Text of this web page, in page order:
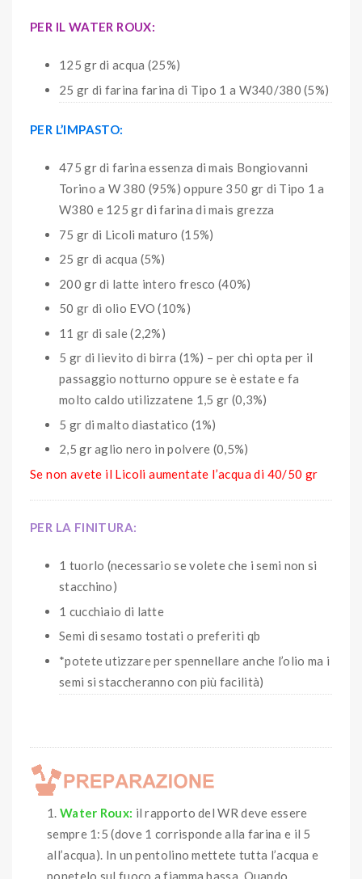
PER IL WATER ROUX:
125 gr di acqua (25%)
25 gr di farina farina di Tipo 1 a W340/380 (5%)
PER L’IMPASTO:
475 gr di farina essenza di mais Bongiovanni
Torino a W 380 (95%) oppure 350 gr di Tipo 1 a
W380 e 125 gr di farina di mais grezza
75 gr di Licoli maturo (15%)
25 gr di acqua (5%)
200 gr di latte intero fresco (40%)
50 gr di olio EVO (10%)
11 gr di sale (2,2%)
5 gr di lievito di birra (1%) – per chi opta per il
passaggio notturno oppure se è estate e fa
molto caldo utilizzatene 1,5 gr (0,3%)
5 gr di malto diastatico (1%)
2,5 gr aglio nero in polvere (0,5%)
Se non avete il Licoli aumentate l’acqua di 40/50 gr
PER LA FINITURA:
1 tuorlo (necessario se volete che i semi non si
stacchino)
1 cucchiaio di latte
Semi di sesamo tostati o preferiti qb
*potete utizzare per spennellare anche l’olio ma i
semi si staccheranno con più facilità)
Water Roux: il rapporto del WR deve essere
sempre 1:5 (dove 1 corrisponde alla farina e il 5
all’acqua). In un pentolino mettete tutta l’acqua e
ponetelo sul fuoco a fiamma bassa. Quando